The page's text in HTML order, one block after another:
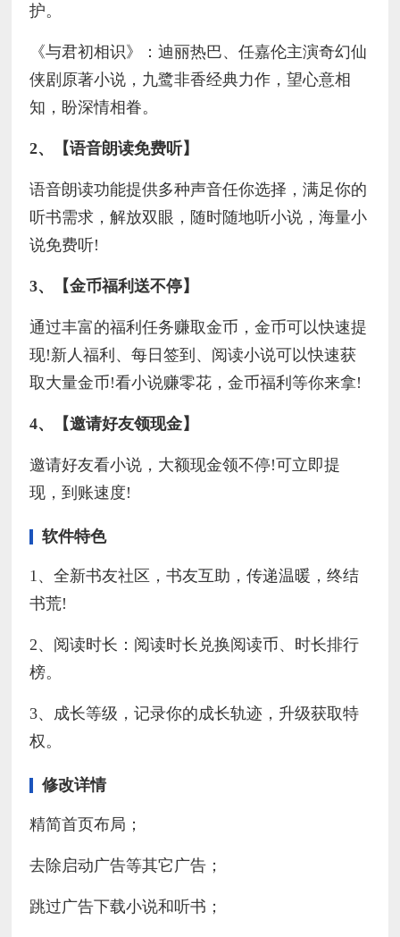
护。
《与君初相识》：迪丽热巴、任嘉伦主演奇幻仙
侠剧原著小说，九鹭非香经典力作，望心意相
知，盼深情相眷。
2、【语音朗读免费听】
语音朗读功能提供多种声音任你选择，满足你的
听书需求，解放双眼，随时随地听小说，海量小
说免费听!
3、【金币福利送不停】
通过丰富的福利任务赚取金币，金币可以快速提
现!新人福利、每日签到、阅读小说可以快速获
取大量金币!看小说赚零花，金币福利等你来拿!
4、【邀请好友领现金】
邀请好友看小说，大额现金领不停!可立即提
现，到账速度!
软件特色
1、全新书友社区，书友互助，传递温暖，终结
书荒!
2、阅读时长：阅读时长兑换阅读币、时长排行
榜。
3、成长等级，记录你的成长轨迹，升级获取特
权。
修改详情
精简首页布局；
去除启动广告等其它广告；
跳过广告下载小说和听书；